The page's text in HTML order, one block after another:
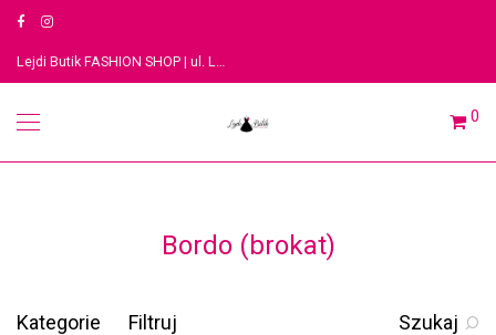
Lejdi Butik FASHION SHOP | ul. Legionów 3, 91-063 Łódź
0
Bordo (brokat)
Kategorie Filtruj Szukaj